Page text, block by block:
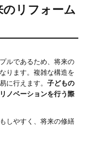
リフォーム
ルであるため、将来の
ります。複雑な構造を
に行えます。 子どもの
ノベーションを行う際
しやすく、将来の修繕